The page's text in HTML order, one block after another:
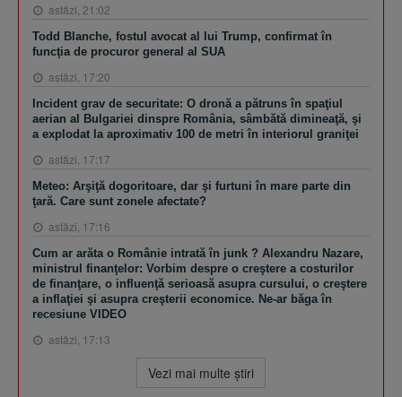
astăzi, 21:02
Todd Blanche, fostul avocat al lui Trump, confirmat în
funcţia de procuror general al SUA
astăzi, 17:20
Incident grav de securitate: O dronă a pătruns în spaţiul
aerian al Bulgariei dinspre România, sâmbătă dimineaţă, şi
a explodat la aproximativ 100 de metri în interiorul graniţei
astăzi, 17:17
Meteo: Arşiţă dogoritoare, dar şi furtuni în mare parte din
ţară. Care sunt zonele afectate?
astăzi, 17:16
Cum ar arăta o Românie intrată în junk ? Alexandru Nazare,
ministrul finanţelor: Vorbim despre o creştere a costurilor
de finanţare, o influenţă serioasă asupra cursului, o creştere
a inflaţiei şi asupra creşterii economice. Ne-ar băga în
recesiune VIDEO
astăzi, 17:13
Vezi mai multe ştiri